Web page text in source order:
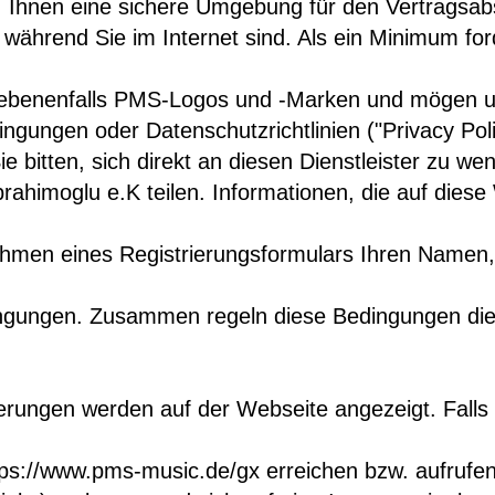
www.pms-music.de/gx erreichen bzw.